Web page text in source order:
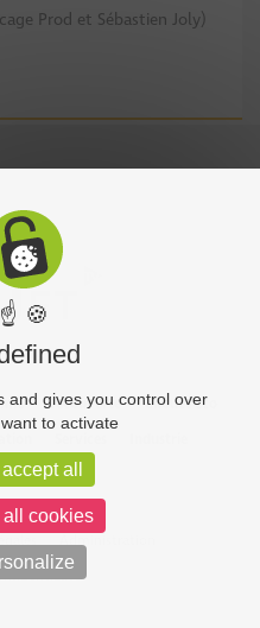
Prod et Sébastien Joly)
Découverte
Chouet’eco
Partenaires
Administration
☝ 🍪
and gives you control over
to activate
all
all cookies